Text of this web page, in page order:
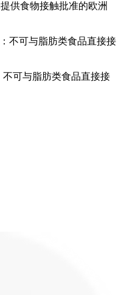
供食物接触批准的欧洲
不可与脂肪类食品直接接
可与脂肪类食品直接接